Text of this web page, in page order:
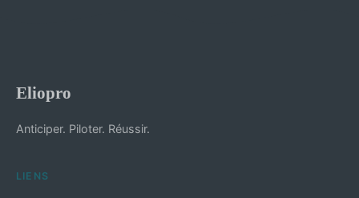
Eliopro
Anticiper. Piloter. Réussir.
LIENS